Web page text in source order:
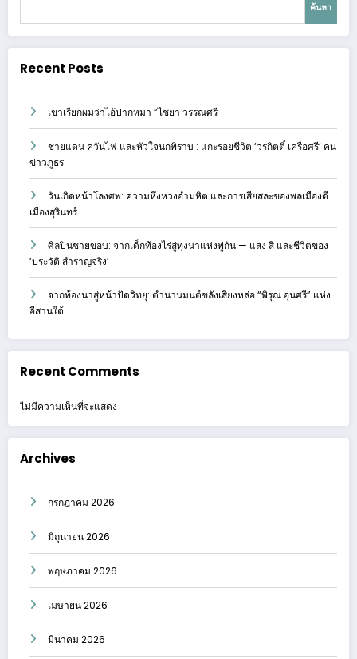
ค้นหา
Recent Posts
เขาเรียกผมว่าไอ้ปากหมา “ไชยา วรรณศรี
ชายแดน ควันไฟ และหัวใจนกพิราบ : แกะรอยชีวิต ‘วรกิตติ์ เครือศรี’ คน
ข่าวภูธร
วันเกิดหน้าโลงศพ: ความหึงหวงอำมหิต และการเสียสละของพลเมืองดี
เมืองสุรินทร์
ศิลปินชายขอบ: จากเด็กท้องไร่สู่ทุ่งนาแห่งพู่กัน — แสง สี และชีวิตของ
‘ประวัติ สำราญจริง’
จากท้องนาสู่หน้าปัดวิทยุ: ตำนานมนต์ขลังเสียงหล่อ “พิรุณ อุ่นศรี” แห่ง
อีสานใต้
Recent Comments
ไม่มีความเห็นที่จะแสดง
Archives
กรกฎาคม 2026
มิถุนายน 2026
พฤษภาคม 2026
เมษายน 2026
มีนาคม 2026